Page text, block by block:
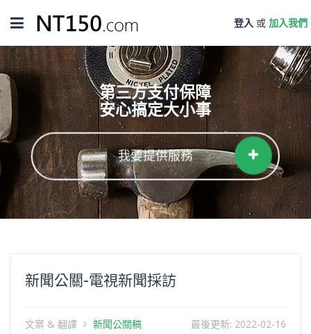
Toggle
navigation
登入 或 加入我們
第三方支付保障
安心搞定大小事
我要提供服務
新聞公關-電視新聞採訪
文案 & 翻譯 新聞公關稿 最後更新: 2022-02-16